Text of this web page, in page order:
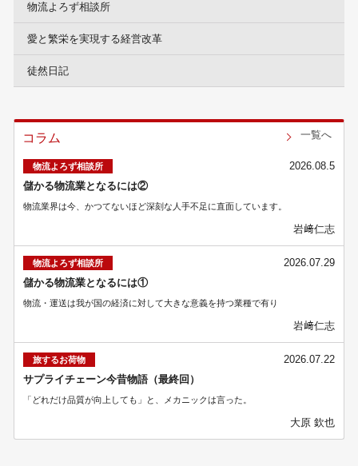
物流よろず相談所
愛と繁栄を実現する経営改革
徒然日記
コラム
物流よろず相談所
2026.08.5
儲かる物流業となるには②
物流業界は今、かつてないほど深刻な人手不足に直面しています。
岩﨑仁志
物流よろず相談所
2026.07.29
儲かる物流業となるには①
物流・運送は我が国の経済に対して大きな意義を持つ業種で有り
岩﨑仁志
旅するお荷物
2026.07.22
サプライチェーン今昔物語（最終回）
「どれだけ品質が向上しても」と、メカニックは言った。
大原 欽也
一覧へ